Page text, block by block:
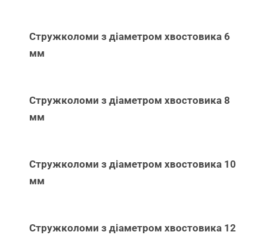
Стружколоми з діаметром хвостовика 6
мм
Стружколоми з діаметром хвостовика 8
мм
Стружколоми з діаметром хвостовика 10
мм
Стружколоми з діаметром хвостовика 12